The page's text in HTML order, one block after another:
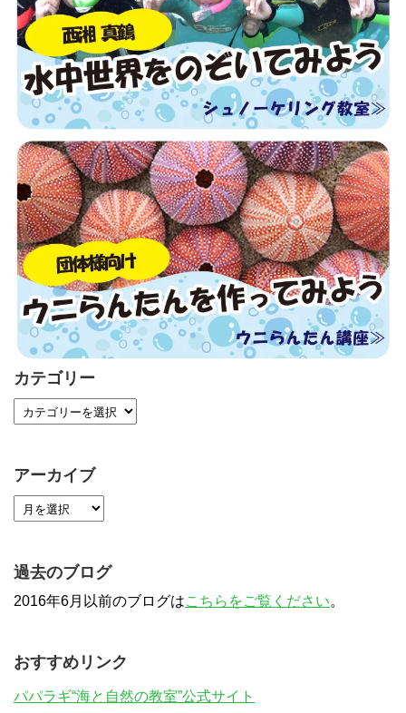
カテゴリー
アーカイブ
過去のブログ
2016年6月以前のブログはこちらをご覧ください。
おすすめリンク
パパラギ“海と自然の教室”公式サイト